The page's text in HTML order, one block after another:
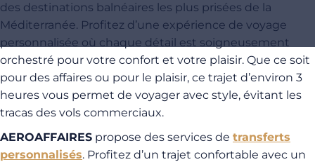
des destinations balnéaires les plus prisées de la
Méditerranée. Profitez d’une expérience de voyage
personnalisée où chaque détail est soigneusement
orchestré pour votre confort et votre plaisir. Que ce soit
pour des affaires ou pour le plaisir, ce trajet d’environ 3
heures vous permet de voyager avec style, évitant les
tracas des vols commerciaux.
AEROAFFAIRES propose des services de transferts
personnalisés. Profitez d’un trajet confortable avec un